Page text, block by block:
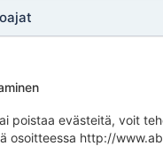
poistaa evästeitä, voit
osoitteessa http://